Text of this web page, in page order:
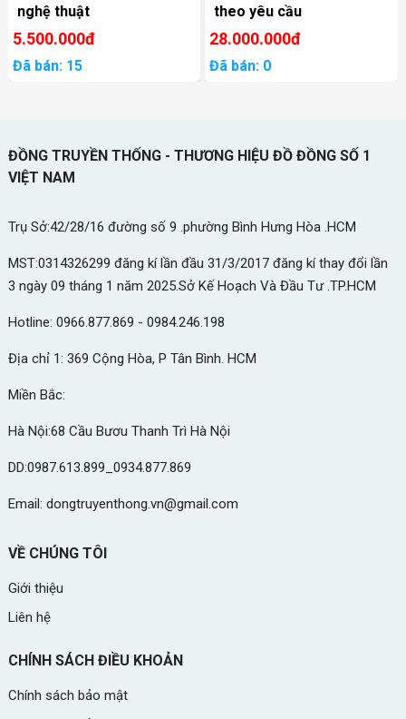
nghệ thuật
5.500.000đ
Đã bán: 15
theo yêu cầu
28.000.000đ
Đã bán: 0
ĐỒNG TRUYỀN THỐNG - THƯƠNG HIỆU ĐỒ ĐỒNG SỐ 1
VIỆT NAM
Trụ Sở:42/28/16 đường số 9 .phường Bình Hưng Hòa .HCM
MST:0314326299 đăng kí lần đầu 31/3/2017 đăng kí thay đổi lần
3 ngày 09 tháng 1 năm 2025.Sở Kế Hoạch Và Đầu Tư .TP.HCM
Hotline: 0966.877.869 - 0984.246.198
Địa chỉ 1: 369 Cộng Hòa, P Tân Bình. HCM
Miền Bắc:
Hà Nội:68 Cầu Bươu Thanh Trì Hà Nội
DD:0987.613.899_0934.877.869
Email: dongtruyenthong.vn@gmail.com
VỀ CHÚNG TÔI
Giới thiệu
Liên hệ
CHÍNH SÁCH ĐIỀU KHOẢN
Chính sách bảo mật